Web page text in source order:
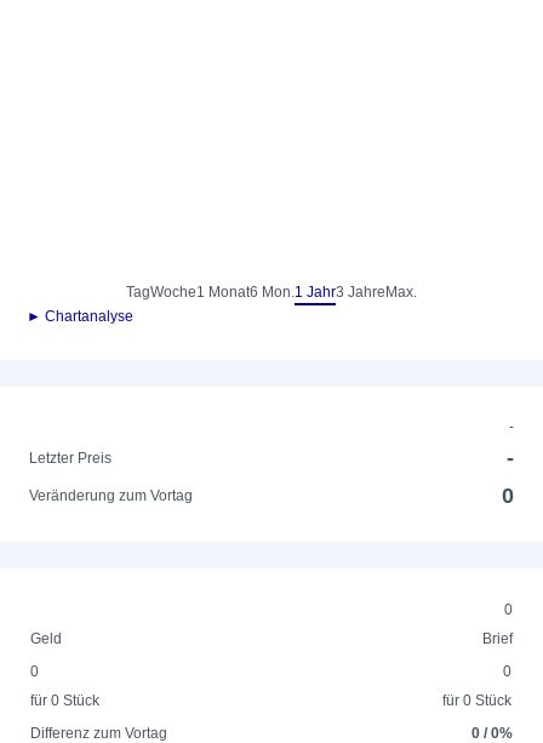
TagWoche1 Monat6 Mon.1 Jahr3 Jahre Max.
► Chartanalyse
-
Letzter Preis
-
Veränderung zum Vortag 0
0
Geld
Brief
0
für 0 Stück
0
für 0 Stück
Differenz zum Vortag
0 / 0%